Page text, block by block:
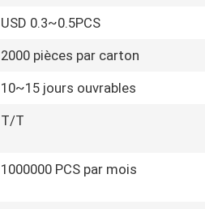
USD 0.3~0.5PCS
2000 pièces par carton
10~15 jours ouvrables
T/T
1000000 PCS par mois